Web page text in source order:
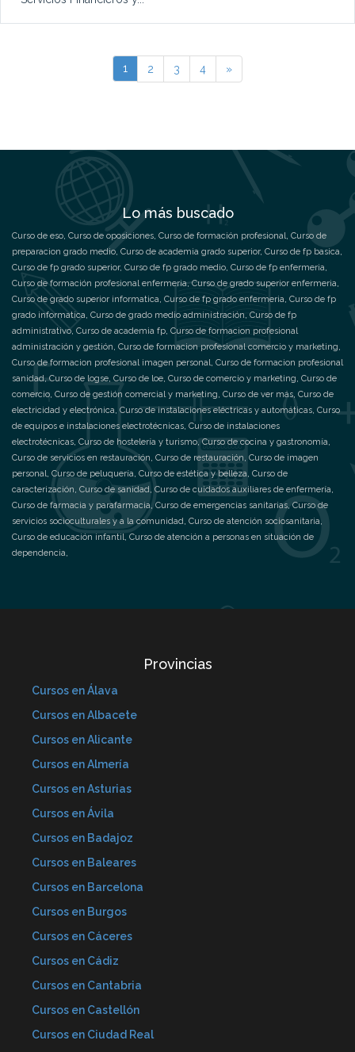
1 2 3 4 »
Lo más buscado
Curso de eso, Curso de oposiciones, Curso de formación profesional, Curso de
preparacion grado medio, Curso de academia grado superior, Curso de fp basica,
Curso de fp grado superior, Curso de fp grado medio, Curso de fp enfermeria,
Curso de formación profesional enfermeria,Curso de grado superior enfermeria,
Curso de grado superior informatica, Curso de fp grado enfermeria, Curso de fp
grado informatica, Curso de grado medio administración, Curso de fp
administrativo, Curso de academia fp, Curso de formacion profesional
administración y gestión, Curso de formacion profesional comercio y marketing,
Curso de formacion profesional imagen personal, Curso de formacion profesional
sanidad,Curso de logse, Curso de loe, Curso de comercio y marketing, Curso de
comercio, Curso de gestión comercial y marketing, Curso de ver más, Curso de
electricidad y electrónica, Curso de instalaciones eléctricas y automáticas, Curso
de equipos e instalaciones electrotécnicas, Curso de instalaciones
electrotécnicas, Curso de hostelería y turismo,Curso de cocina y gastronomía,
Curso de servicios en restauración, Curso de restauración, Curso de imagen
personal, Curso de peluquería, Curso de estética y belleza, Curso de
caracterización, Curso de sanidad, Curso de cuidados auxiliares de enfermería,
Curso de farmacia y parafarmacia,Curso de emergencias sanitarias,Curso de
servicios socioculturales y a la comunidad, Curso de atención sociosanitaria,
Curso de educación infantil, Curso de atención a personas en situación de
dependencia,
Provincias
Cursos en Álava
Cursos en Albacete
Cursos en Alicante
Cursos en Almería
Cursos en Asturias
Cursos en Ávila
Cursos en Badajoz
Cursos en Baleares
Cursos en Barcelona
Cursos en Burgos
Cursos en Cáceres
Cursos en Cádiz
Cursos en Cantabria
Cursos en Castellón
Cursos en Ciudad Real